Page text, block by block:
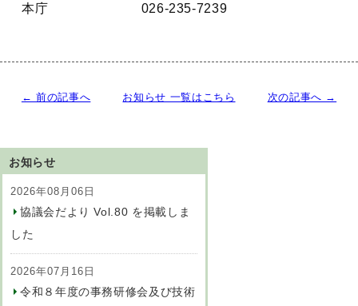
本庁 026-235-7239
← 前の記事へ 次の記事へ →
お知らせ 一覧はこちら
お知らせ
2026年08月06日
協議会だより Vol.80 を掲載しま
した
2026年07月16日
令和８年度の事務研修会及び技術